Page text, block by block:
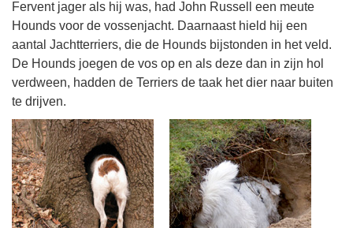
Fervent jager als hij was, had John Russell een meute
Hounds voor de vossenjacht. Daarnaast hield hij een
aantal Jachtterriers, die de Hounds bijstonden in het veld.
De Hounds joegen de vos op en als deze dan in zijn hol
verdween, hadden de Terriers de taak het dier naar buiten
te drijven.